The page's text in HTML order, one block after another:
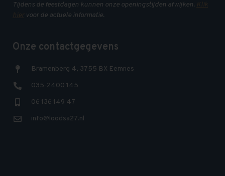
Tijdens de feestdagen kunnen onze openingstijden afwijken. Klik
hiervoor de actuele informatie.
Onze contactgegevens
Bramenberg 4, 3755 BX Eemnes
035-2400 145
06 136 149 47
info@loodsa27.nl